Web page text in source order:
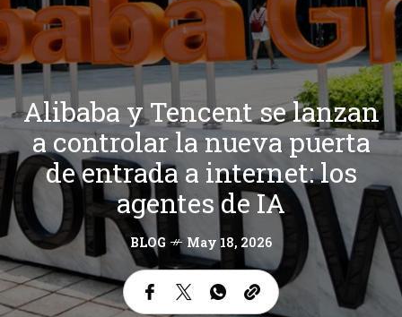
Alibaba y Tencent se lanzan
a controlar la nueva puerta
de entrada a internet: los
agentes de IA
BLOG May 18, 2026